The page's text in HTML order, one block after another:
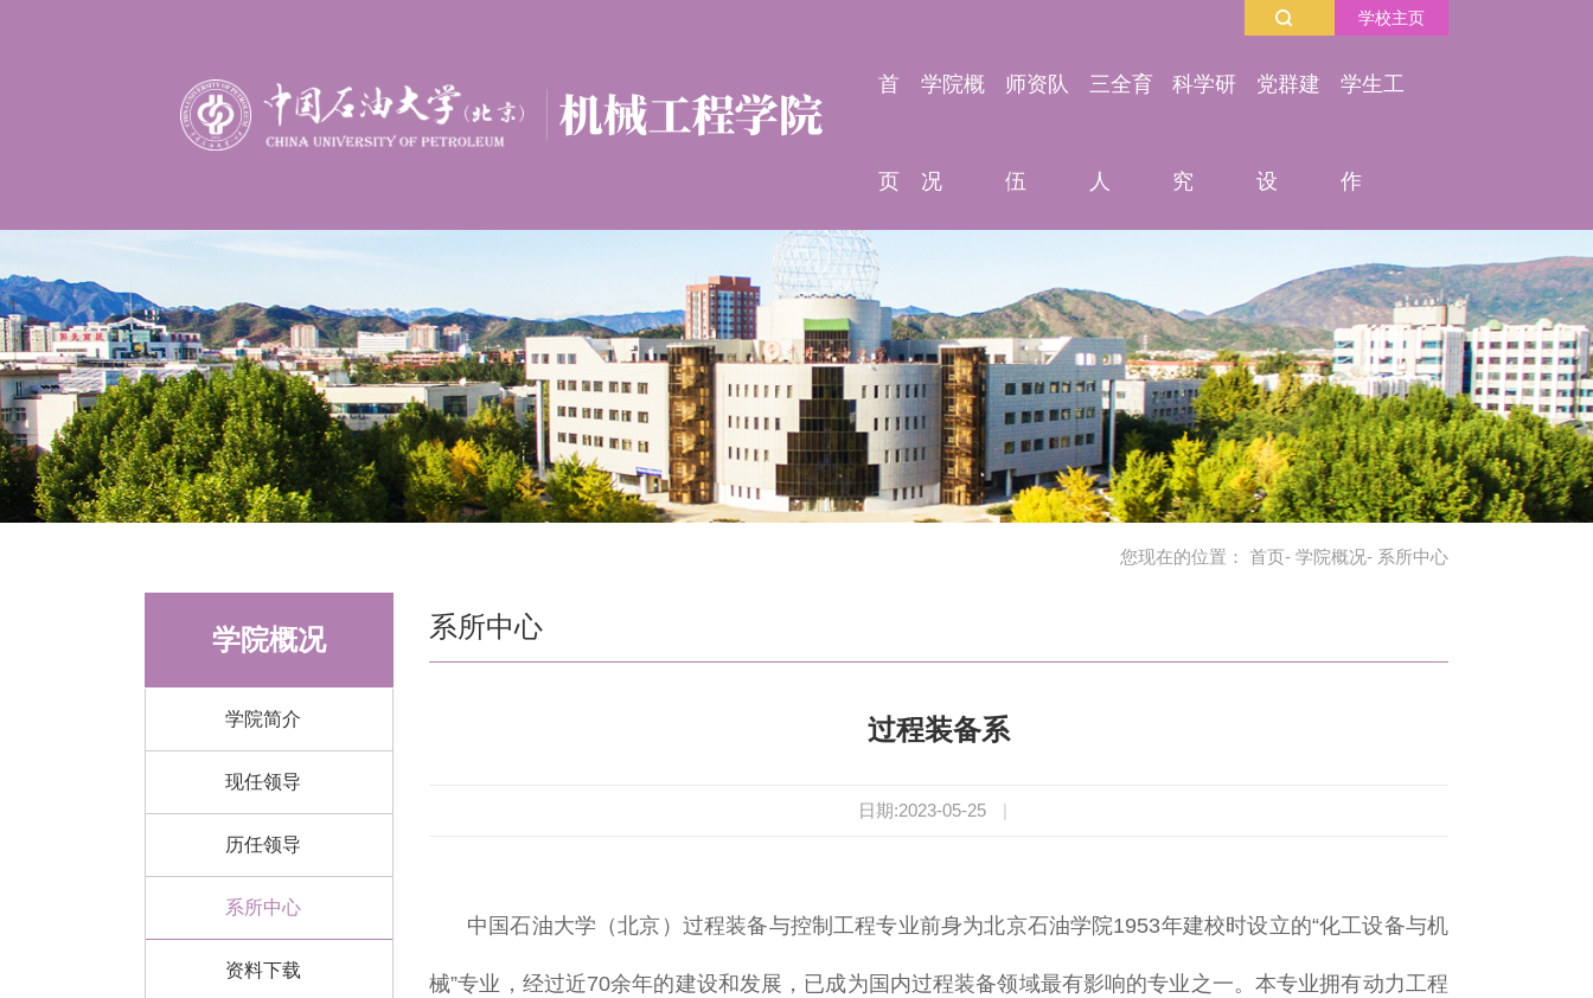
学校主页
首
页
学院概
况
师资队
伍
三全育
人
科学研
究
党群建
设
学生工
作
您现在的位置： 首页- 学院概况- 系所中心
学院概况
学院简介
现任领导
历任领导
系所中心
资料下载
系所中心
过程装备系
日期:2023-05-25 |
中国石油大学（北京）过程装备与控制工程专业前身为北京石油学院1953年建校时设立的“化工设备与机
械”专业，经过近70余年的建设和发展，已成为国内过程装备领域最有影响的专业之一。本专业拥有动力工程